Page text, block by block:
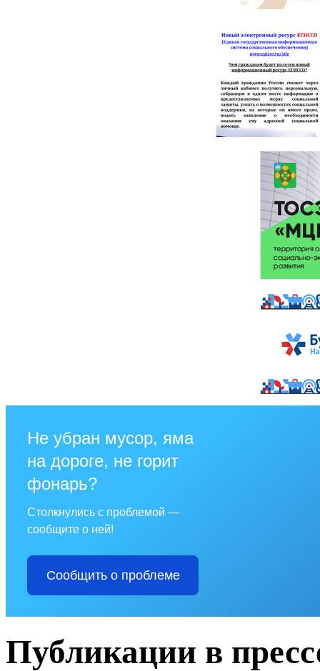
Не убран мусор, яма
на дороге, не горит
фонарь?
Столкнулись с проблемой —
сообщите о ней!
Сообщить о проблеме
Публикации в